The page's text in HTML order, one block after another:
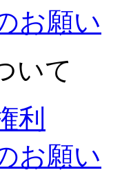
お願い
いて
利
お願い